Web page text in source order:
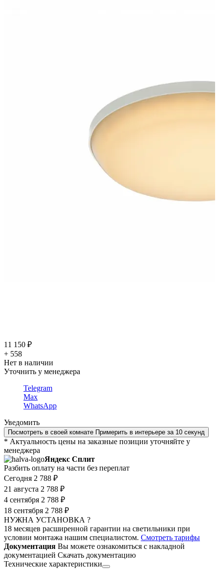
11 150 ₽
+ 558
Нет в наличии
Уточнить у менеджера
Telegram
Max
WhatsApp
Уведомить
Посмотреть в своей комнате Примерить в интерьере за 10 секунд
* Актуальность цены на заказные позиции уточняйте у
менеджера
Яндекс Сплит
Разбить оплату на части без переплат
Сегодня 2 788 ₽
21 августа 2 788 ₽
4 сентября 2 788 ₽
18 сентября 2 788 ₽
НУЖНА УСТАНОВКА ?
18 месяцев расширенной гарантии на светильники при
условии монтажа нашим специалистом. Смотреть тарифы
Документация Вы можете ознакомиться с накладной
документацией Скачать документацию
Технические характеристики